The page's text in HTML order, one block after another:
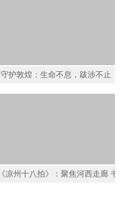
守护敦煌：生命不息，跋涉不止
《凉州十八拍》：聚焦河西走廊 书写